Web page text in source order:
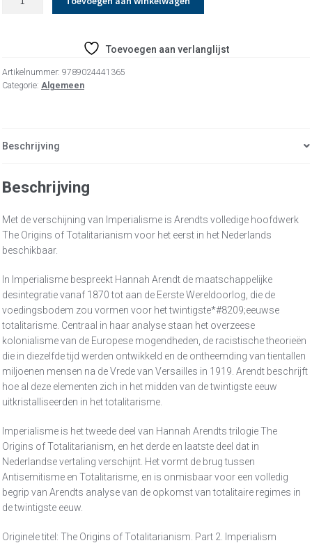
Toevoegen aan verlanglijst
Artikelnummer: 9789024441365
Categorie: Algemeen
Beschrijving
Beschrijving
Met de verschijning van Imperialisme is Arendts volledige hoofdwerk
The Origins of Totalitarianism voor het eerst in het Nederlands
beschikbaar.
In Imperialisme bespreekt Hannah Arendt de maatschappelijke
desintegratie vanaf 1870 tot aan de Eerste Wereldoorlog, die de
voedingsbodem zou vormen voor het twintigste*#8209;eeuwse
totalitarisme. Centraal in haar analyse staan het overzeese
kolonialisme van de Europese mogendheden, de racistische theorieën
die in diezelfde tijd werden ontwikkeld en de ontheemding van tientallen
miljoenen mensen na de Vrede van Versailles in 1919. Arendt beschrijft
hoe al deze elementen zich in het midden van de twintigste eeuw
uitkristalliseerden in het totalitarisme.
Imperialisme is het tweede deel van Hannah Arendts trilogie The
Origins of Totalitarianism, en het derde en laatste deel dat in
Nederlandse vertaling verschijnt. Het vormt de brug tussen
Antisemitisme en Totalitarisme, en is onmisbaar voor een volledig
begrip van Arendts analyse van de opkomst van totalitaire regimes in
de twintigste eeuw.
Originele titel: The Origins of Totalitarianism. Part 2. Imperialism